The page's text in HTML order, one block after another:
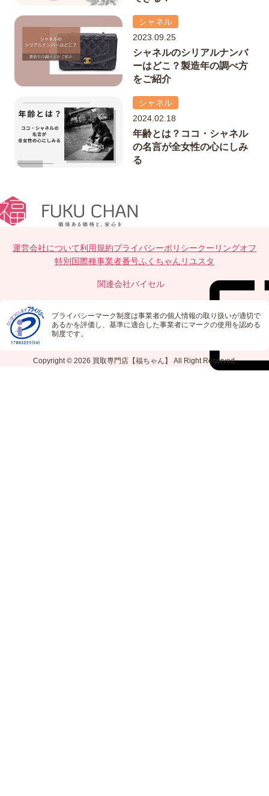
シャネル
2023.09.25
シャネルのシリアルナンバ
ーはどこ？製造年の調べ方
をご紹介
シャネル
2024.02.18
年齢とは？ココ・シャネル
の名言が全女性の心にしみ
る
運営会社について利用規約プライバシーポリシークーリングオフ
特別国際種事業者番号ふくちゃんリユスタ
関連会社バイセル
プライバシーマーク制度は事業者の個人情報の取り扱いが適切で
あるかを評価し、基準に適合した事業者にマークの使用を認める
制度です。
Copyright © 2026 買取専門店【福ちゃん】 All Right Reserved.